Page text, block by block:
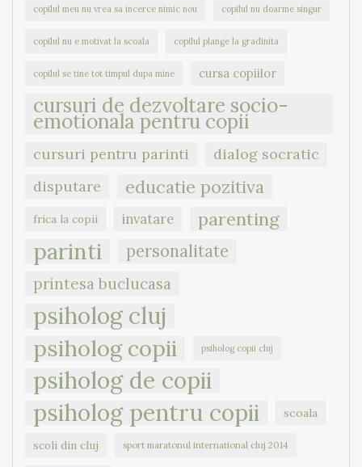
copilul meu nu vrea sa incerce nimic nou copilul nu doarme singur
copilul nu e motivat la scoala copilul plange la gradinita
copilul se tine tot timpul dupa mine cursa copiilor
cursuri de dezvoltare socio-
emotionala pentru copii
cursuri pentru parinti
dialog socratic
disputare
educatie pozitiva
frica la copii invatare parenting
parinti personalitate
printesa buclucasa
psiholog cluj
psiholog copii
psiholog copii cluj
psiholog de copii
psiholog pentru copii
scoala
scoli din cluj sport maratonul international cluj 2014